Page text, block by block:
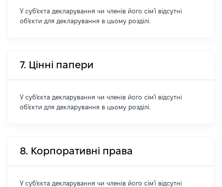
У суб'єкта декларування чи членів його сім'ї відсутні
об'єкти для декларування в цьому розділі.
7. Цінні папери
У суб'єкта декларування чи членів його сім'ї відсутні
об'єкти для декларування в цьому розділі.
8. Корпоративні права
У суб'єкта декларування чи членів його сім'ї відсутні